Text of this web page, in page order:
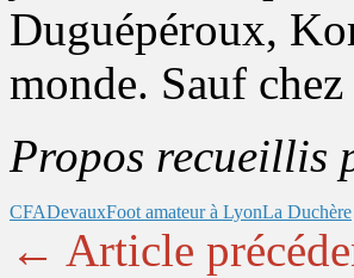
Duguépéroux,
monde. Sauf
Propos recueillis
CFADevauxFoot amateur à LyonLa Duchère
← Article